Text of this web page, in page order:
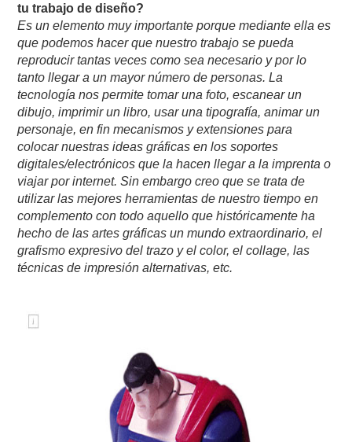
tu trabajo de diseño?
Es un elemento muy importante porque mediante ella es
que podemos hacer que nuestro trabajo se pueda
reproducir tantas veces como sea necesario y por lo
tanto llegar a un mayor número de personas. La
tecnología nos permite tomar una foto, escanear un
dibujo, imprimir un libro, usar una tipografía, animar un
personaje, en fin mecanismos y extensiones para
colocar nuestras ideas gráficas en los soportes
digitales/electrónicos que la hacen llegar a la imprenta o
viajar por internet. Sin embargo creo que se trata de
utilizar las mejores herramientas de nuestro tiempo en
complemento con todo aquello que históricamente ha
hecho de las artes gráficas un mundo extraordinario, el
grafismo expresivo del trazo y el color, el collage, las
técnicas de impresión alternativas, etc.